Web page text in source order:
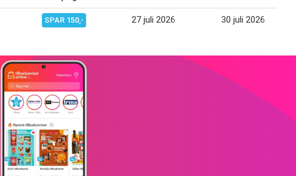
SPAR 150,- 27 juli 2026 30 juli 2026